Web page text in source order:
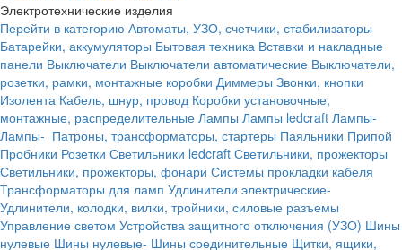
Электротехнические изделия
Перейти в категорию Автоматы, УЗО, счетчики, стабилизаторы
Батарейки, аккумуляторы Бытовая техника Вставки и накладные
панели Выключатели Выключатели автоматические Выключатели,
розетки, рамки, монтажные коробки Диммеры Звонки, кнопки
Изолента Кабель, шнур, провод Коробки установочные,
монтажные, распределительные Лампы Лампы ledcraft Лампы-
Лампы- Патроны, трансформаторы, стартеры Паяльники Припой
Пробники Розетки Светильники ledcraft Светильники, прожекторы
Светильники, прожекторы, фонари Системы прокладки кабеля
Трансформаторы для ламп Удлинители электрические-
Удлинители, колодки, вилки, тройники, силовые разъемы
Управление светом Устройства защитного отключения (УЗО) Шины
нулевые Шины нулевые- Шины соединительные Щитки, ящики,